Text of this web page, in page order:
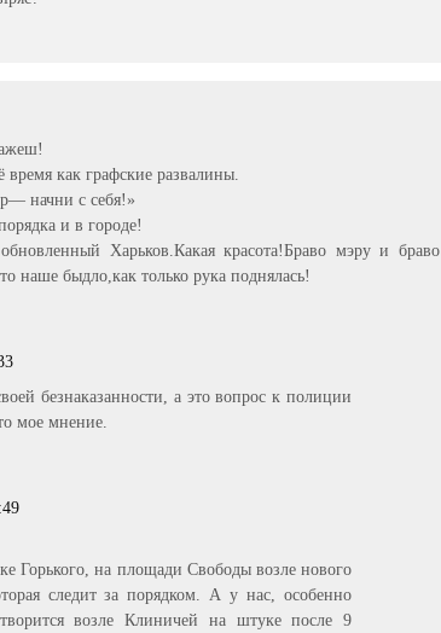
время как графские развалины.
начни с себя!»
и в городе!
Харьков.Какая красота!Браво мэру и браво
наше быдло,как только рука поднялась!
безнаказанности, а это вопрос к полиции
мое мнение.
Горького, на площади Свободы возле нового
следит за порядком. А у нас, особенно
возле Клиничей на штуке после 9